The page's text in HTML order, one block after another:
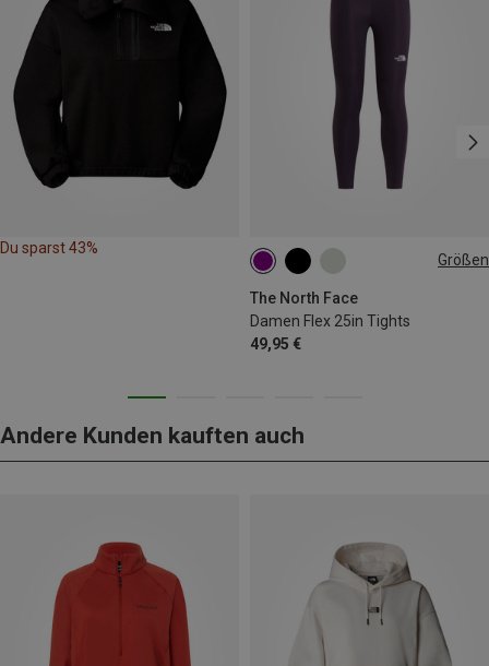
Du sparst 43%
Größen
The North Face
Damen Flex 25in Tights
49,95 €
XS S
Andere Kunden kauften auch